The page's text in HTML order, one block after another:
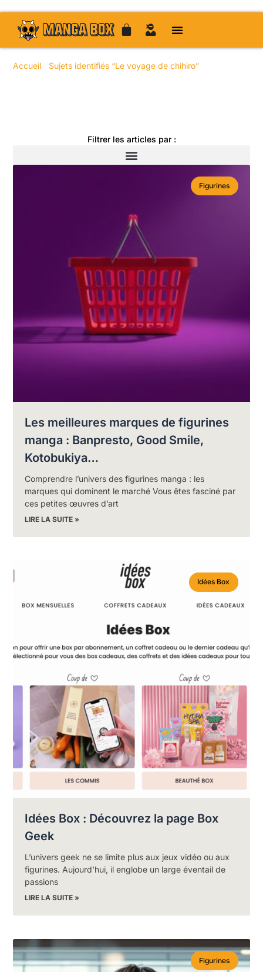
Accueil Sujets identifiés “Le voyage de chihiro”
Filtrer les articles par :
Figurines
Les meilleures marques de figurines
manga : Banpresto, Good Smile,
Kotobukiya…
Comprendre l’univers des figurines manga : les
marques qui dominent le marché Vous êtes fasciné par
ces petites œuvres d’art
LIRE LA SUITE »
Idées Box
Idées Box : Découvrez la page Box
Geek
L’univers geek ne se limite plus aux jeux vidéo ou aux
figurines. Aujourd’hui, il englobe un large éventail de
passions
LIRE LA SUITE »
Figurines